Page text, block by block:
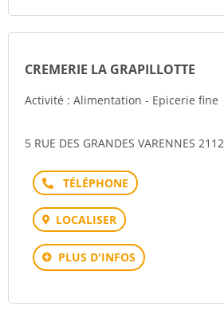
CREMERIE LA GRAPILLOTTE
Activité : Alimentation - Epicerie fine
5 RUE DES GRANDES VARENNES
Téléphone
LOCALISER
PLUS D'INFOS